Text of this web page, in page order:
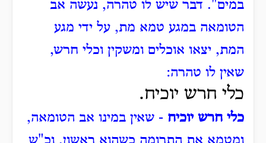
במים". דבר שיש לו טהרה, נעשה אב
הטומאה במגע טמא מת, על ידי מגע
המת, יצאו אוכלים ומשקין וכלי חרש,
שאין לו טהרה:
כלי חרש יוכיח.
כלי חרש יוכיח - שאין במינו אב הטומאה,